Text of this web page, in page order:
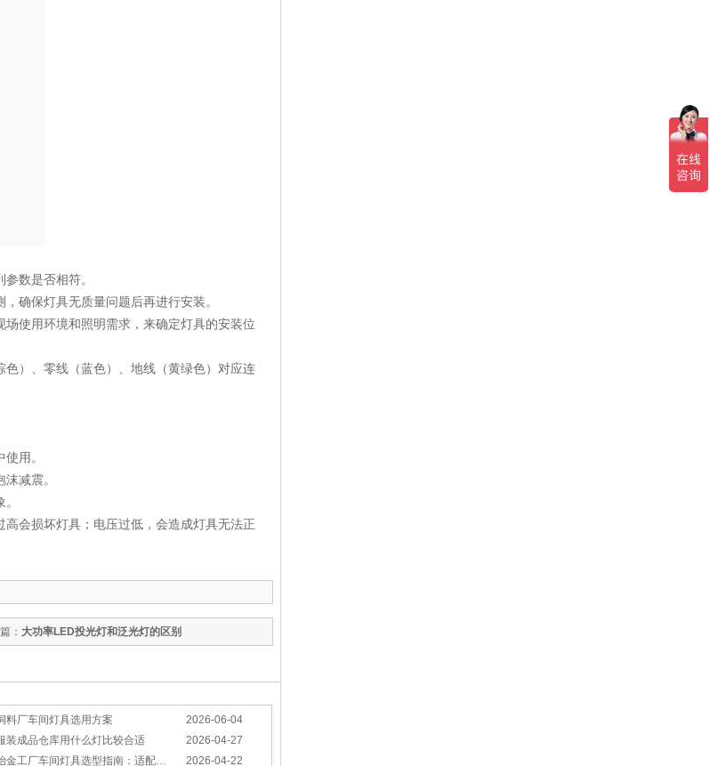
参数是否相符。
确保灯具无质量问题后再进行安装。
使用环境和照明需求，来确定灯具的安装位
）、零线（蓝色）、地线（黄绿色）对应连
用。
减震。
会损坏灯具；电压过低，会造成灯具无法正
： 大功率LED投光灯和泛光灯的区别
2026-06-04
料厂车间灯具选用方案
2026-04-27
装成品仓库用什么灯比较合适
2026-04-22
金工厂车间灯具选型指南：适配恶劣工况，筑牢安全照明防线